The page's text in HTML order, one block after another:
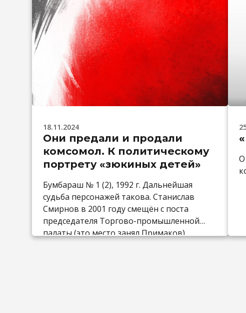
18.11.2024
Они предали и продали
комсомол. К политическому
портрету «зюкиных детей»
Бумбараш № 1 (2), 1992 г. Дальнейшая
судьба персонажей такова. Станислав
Смирнов в 2001 году смещён с поста
председателя Торгово-промышленной
палаты (это место занял Примаков),
О